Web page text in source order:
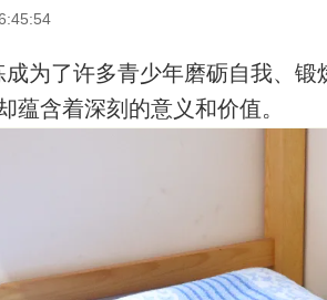
为了许多青少年磨砺自我、
蕴含着深刻的意义和价值。